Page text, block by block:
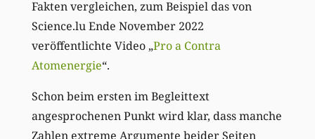
Fakten vergleichen, zum Beispiel das von
Science.lu Ende November 2022
veröffentlichte Video „Pro a Contra
Atomenergie“.
Schon beim ersten im Begleittext
angesprochenen Punkt wird klar, dass manche
Zahlen extreme Argumente beider Seiten